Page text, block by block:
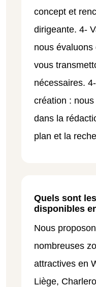
concept et
dirigeante. 4-
nous
vous
nécessaires.
création :
dans la
plan et la
Quels sont
disponibles
Nous
nombreuses
attractives en
Liège,